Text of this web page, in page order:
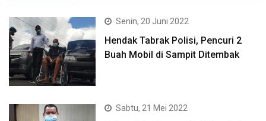
Senin, 20 Juni 2022
Hendak Tabrak Polisi, Pencuri 2
Buah Mobil di Sampit Ditembak
Sabtu, 21 Mei 2022